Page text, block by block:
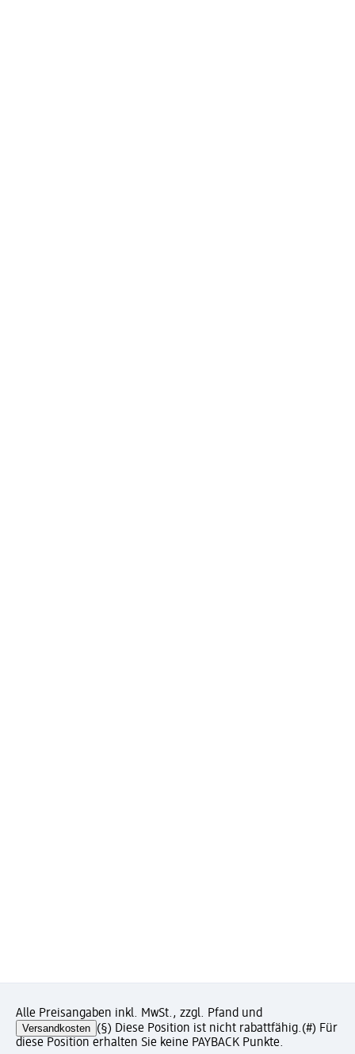
Alle Preisangaben inkl. MwSt., zzgl. Pfand und
Versandkosten (§) Diese Position ist nicht rabattfähig.(#) Für
diese Position erhalten Sie keine PAYBACK Punkte.